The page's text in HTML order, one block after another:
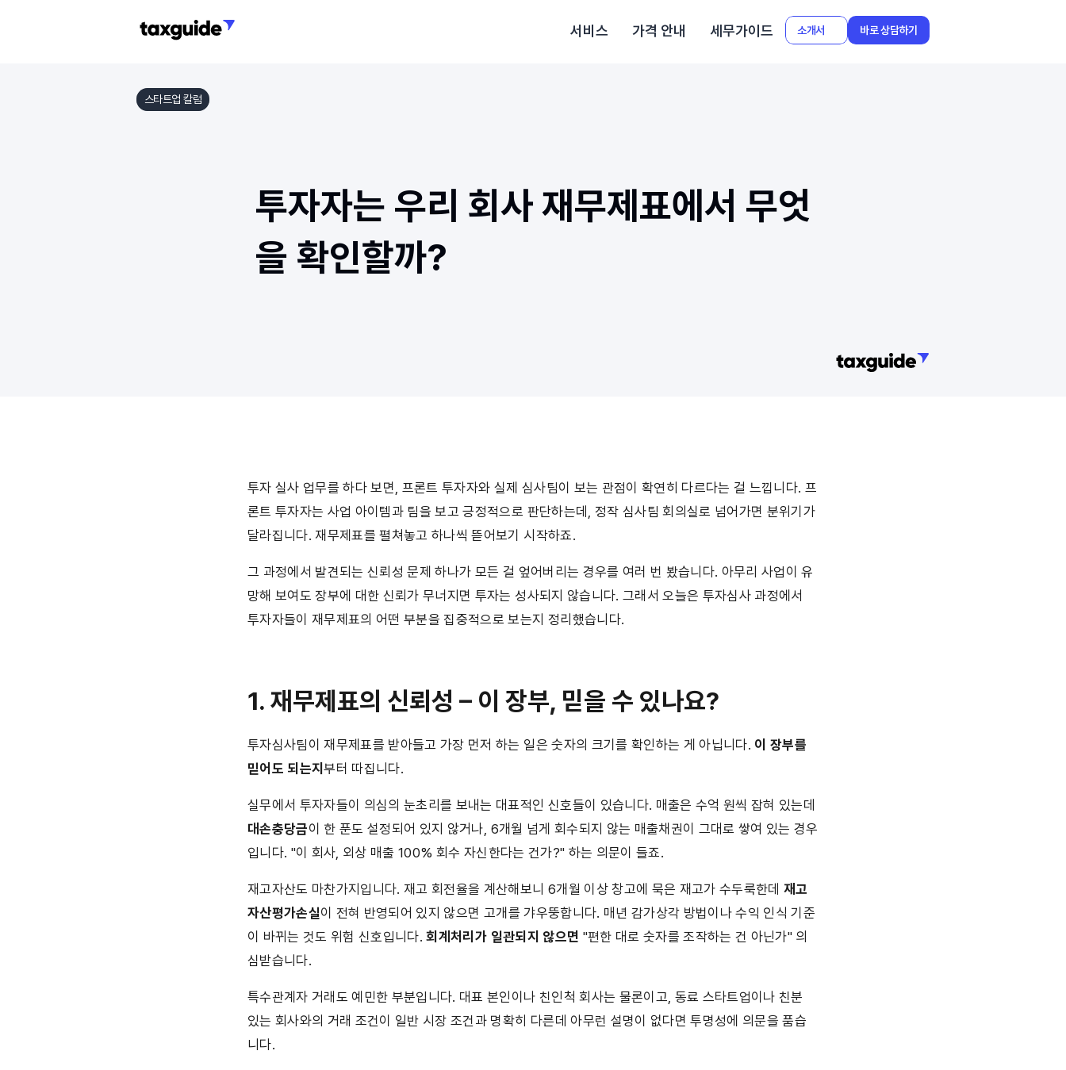
스타트업 칼럼
투자자는 우리 회사 재무제표에서 무엇
을 확인할까?
투자 실사 업무를 하다 보면, 프론트 투자자와 실제 심사팀이 보는 관점이 확연히 다르다는 걸 느낍니다. 프
론트 투자자는 사업 아이템과 팀을 보고 긍정적으로 판단하는데, 정작 심사팀 회의실로 넘어가면 분위기가
달라집니다. 재무제표를 펼쳐놓고 하나씩 뜯어보기 시작하죠.
그 과정에서 발견되는 신뢰성 문제 하나가 모든 걸 엎어버리는 경우를 여러 번 봤습니다. 아무리 사업이 유
망해 보여도 장부에 대한 신뢰가 무너지면 투자는 성사되지 않습니다. 그래서 오늘은 투자심사 과정에서
투자자들이 재무제표의 어떤 부분을 집중적으로 보는지 정리했습니다.
1. 재무제표의 신뢰성 – 이 장부, 믿을 수 있나요?
투자심사팀이 재무제표를 받아들고 가장 먼저 하는 일은 숫자의 크기를 확인하는 게 아닙니다. 이 장부를
믿어도 되는지부터 따집니다.
대손충당금이 한 푼도 설정되어 있지 않거나, 6개월 넘게 회수되지 않는 매출채권이 그대로 쌓여 있는 경우
입니다. "이 회사, 외상 매출 100% 회수 자신한다는 건가?" 하는 의문이 들죠.
재고자산도 마찬가지입니다. 재고 회전율을 계산해보니 6개월 이상 창고에 묵은 재고가 수두룩한데 재고
자산평가손실이 전혀 반영되어 있지 않으면 고개를 갸우뚱합니다. 매년 감가상각 방법이나 수익 인식 기준
이 바뀌는 것도 위험 신호입니다. 회계처리가 일관되지 않으면 "편한 대로 숫자를 조작하는 건 아닌가" 의
심받습니다.
특수관계자 거래도 예민한 부분입니다. 대표 본인이나 친인척 회사는 물론이고, 동료 스타트업이나 친분
있는 회사와의 거래 조건이 일반 시장 조건과 명확히 다른데 아무런 설명이 없다면 투명성에 의문을 품습
니다.
서비스 가격 안내 세무가이드 소개서 바로 상담하기